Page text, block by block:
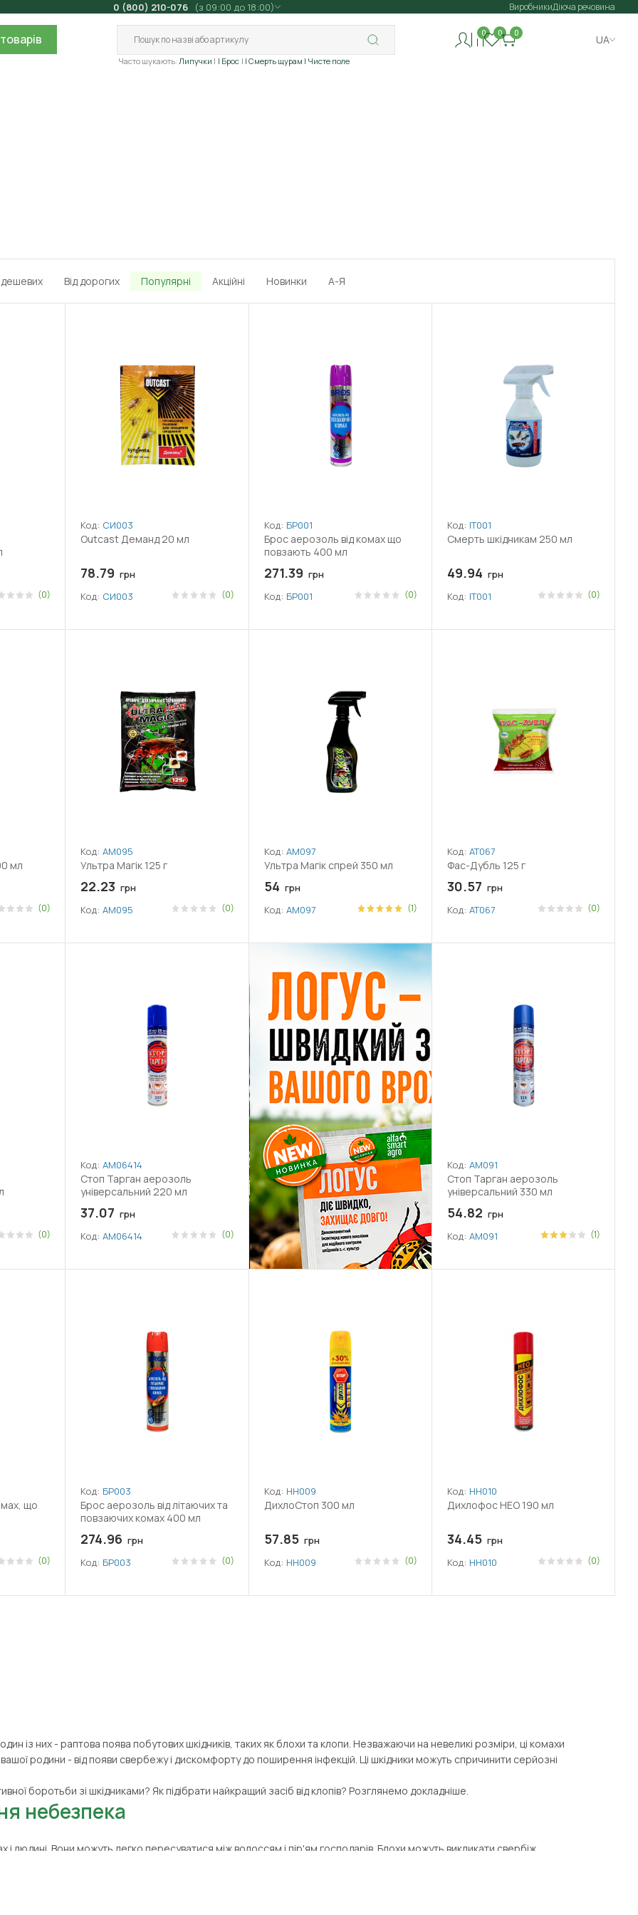
0 (800) 210-076 (з 09:00 до 18:00) ВиробникиДіюча речовина
товарів
Часто шукають: Липучки | Брос | Смерть щурам | Чисте поле
0 0 0
UA
дешевих Від дорогих Популярні Акційні Новинки А-Я
(0)
Код: СИ003
Outcast Деманд 20 мл
78.79 грн
Код: СИ003 (0)
Код: БР001
Брос аерозоль від комах що
повзають 400 мл
271.39 грн
Код: БР001 (0)
Код: ІТ001
Смерть шкідникам 250 мл
49.94 грн
Код: ІТ001 (0)
мл
(0)
Код: АМ095
Ультра Магік 125 г
22.23 грн
Код: АМ095 (0)
Код: АМ097
Ультра Магік спрей 350 мл
54 грн
Код: АМ097 (1)
Код: АТ067
Фас-Дубль 125 г
30.57 грн
Код: АТ067 (0)
(0)
Код: АМ06414
Стоп Тарган аерозоль
універсальний 220 мл
37.07 грн
Код: АМ06414 (0)
Код: АМ091
Стоп Тарган аерозоль
універсальний 330 мл
54.82 грн
Код: АМ091 (1)
що
(0)
Код: БР003
Брос аерозоль від літаючих та
повзаючих комах 400 мл
274.96 грн
Код: БР003 (0)
Код: НН009
ДихлоСтоп 300 мл
57.85 грн
Код: НН009 (0)
Код: НН010
Дихлофос НЕО 190 мл
34.45 грн
Код: НН010 (0)
із них - раптова поява побутових шкідників, таких як блохи та клопи. Незважаючи на невеликі розміри, ці комахи
родини - від появи свербежу і дискомфорту до поширення інфекцій. Ці шкідники можуть спричинити серйозні
боротьби зі шкідниками? Як підібрати найкращий засіб від клопів? Розглянемо докладніше.
небезпека
людині. Вони можуть легко пересуватися між волоссям і пір'ям господарів. Блохи можуть викликати свербіж,